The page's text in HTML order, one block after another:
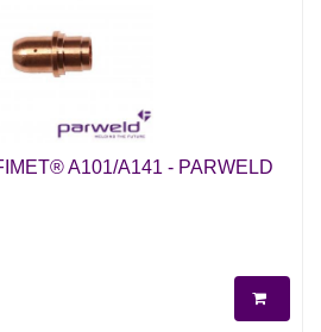
A101/A141 - PARWELD